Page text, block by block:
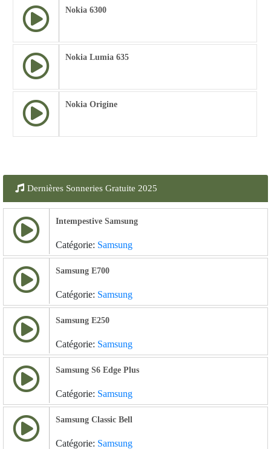
Nokia 6300
Nokia Lumia 635
Nokia Origine
Dernières Sonneries Gratuite 2025
Intempestive Samsung
Catégorie: Samsung
Samsung E700
Catégorie: Samsung
Samsung E250
Catégorie: Samsung
Samsung S6 Edge Plus
Catégorie: Samsung
Samsung Classic Bell
Catégorie: Samsung